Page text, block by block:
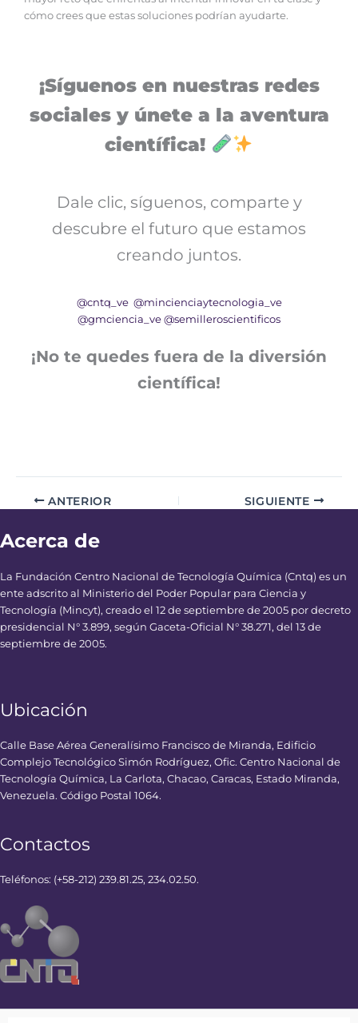
cómo crees que estas soluciones podrían ayudarte.
¡Síguenos en nuestras redes
sociales y únete a la aventura
científica!
Dale clic, síguenos, comparte y
descubre el futuro que estamos
creando juntos.
@cntq_ve @mincienciaytecnologia_ve
@gmciencia_ve @semilleroscientificos
¡No te quedes fuera de la diversión
científica!
ANTERIOR SIGUIENTE
Acerca de
La Fundación Centro Nacional de Tecnología Química (Cntq) es un
ente adscrito al Ministerio del Poder Popular para Ciencia y
Tecnología (Mincyt), creado el 12 de septiembre de 2005 por decreto
presidencial N° 3.899, según Gaceta-Oficial N° 38.271, del 13 de
septiembre de 2005.
Ubicación
Calle Base Aérea Generalísimo Francisco de Miranda, Edificio
Complejo Tecnológico Simón Rodríguez, Ofic. Centro Nacional de
Tecnología Química, La Carlota, Chacao, Caracas, Estado Miranda,
Venezuela. Código Postal 1064.
Contactos
Teléfonos: (+58-212) 239.81.25, 234.02.50.